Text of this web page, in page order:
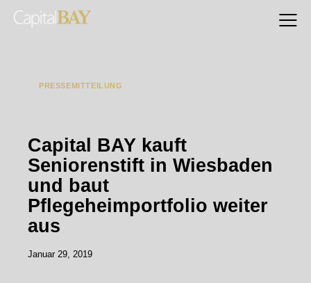
PRESSEMITTEILUNG
Capital BAY kauft
Seniorenstift in Wiesbaden
und baut
Pflegeheimportfolio weiter
aus
Januar 29, 2019